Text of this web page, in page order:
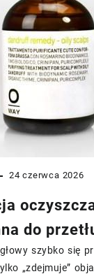
24 czerwca 2026
do
szybko się
„zdejmuje”